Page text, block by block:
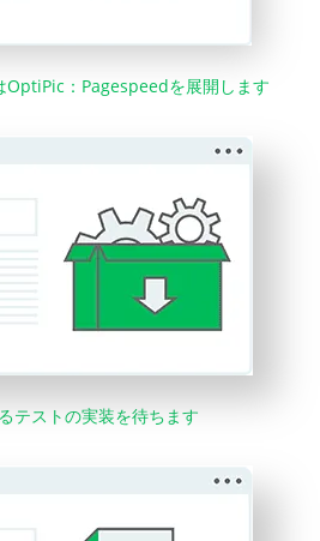
OptiPic：Pagespeedを展開します
テストの実装を待ちます